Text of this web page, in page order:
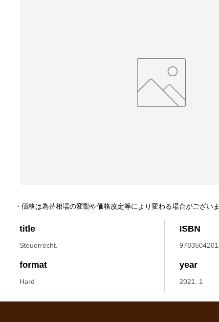
title
Steuerrecht.
ISBN
format
Hard
year
2021. 1
・価格は為替相場の変動や価格改定等により変わる場合がござい